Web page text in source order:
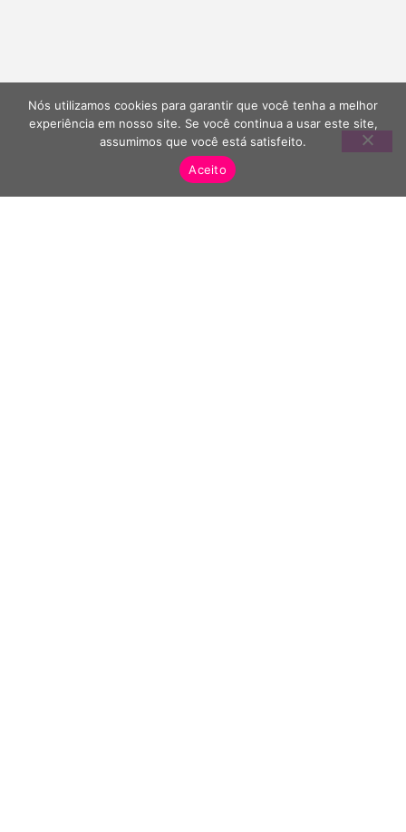
Nós utilizamos cookies para garantir que você tenha a melhor
experiência em nosso site. Se você continua a usar este site,
assumimos que você está satisfeito.
Aceito